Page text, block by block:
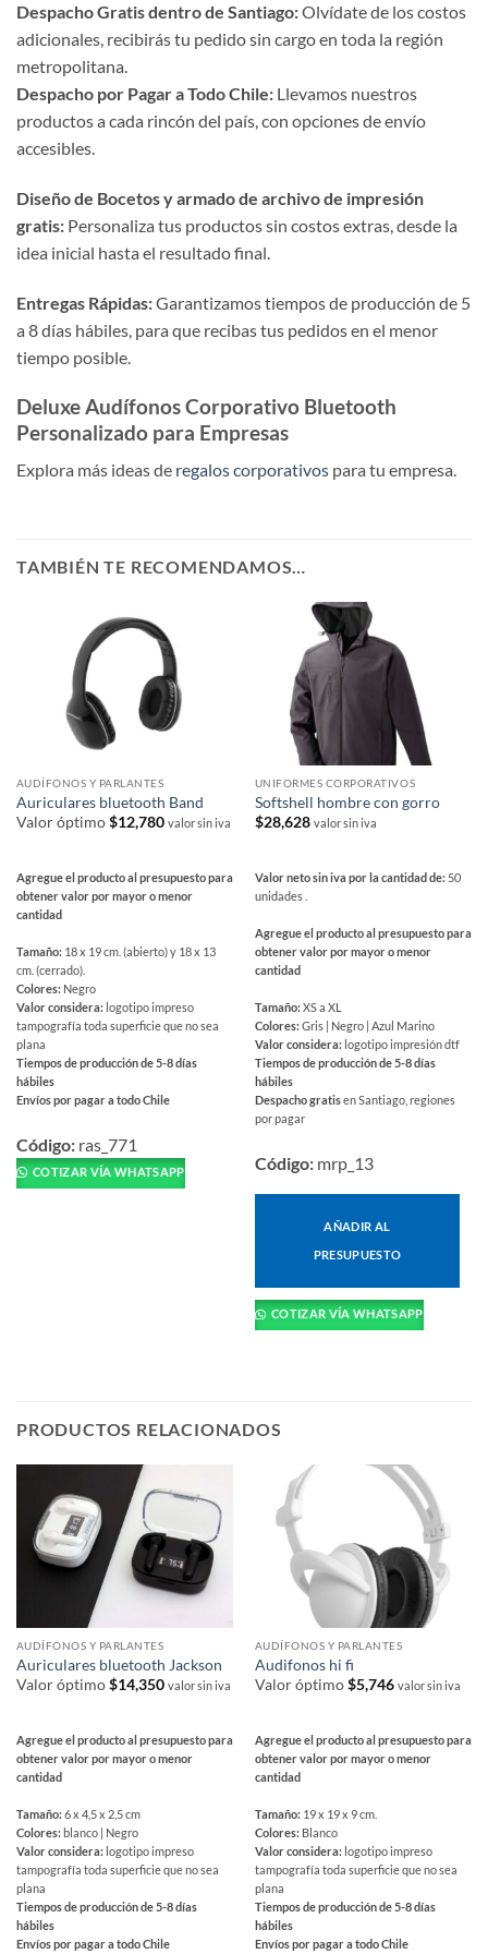
Despacho Gratis dentro de Santiago:Olvídate de los costos
adicionales, recibirás tu pedido sin cargo en toda la región
metropolitana.
Despacho por Pagar a Todo Chile: Llevamos nuestros
productos a cada rincón del país, con opciones de envío
accesibles.
Diseño de Bocetos y armado de archivo de impresión
gratis: Personaliza tus productos sin costos extras, desde la
idea inicial hasta el resultado final.
Entregas Rápidas:Garantizamos tiempos de producción de 5
a 8 días hábiles, para que recibas tus pedidos en el menor
tiempo posible.
Deluxe Audífonos Corporativo Bluetooth
Personalizado para Empresas
Explora más ideas de regalos corporativos para tu empresa.
TAMBIÉN TE RECOMENDAMOS…
AUDÍFONOS Y PARLANTES
Auriculares bluetooth Band
Valor óptimo$12,780 valor sin iva
Agregue el producto al presupuesto para
obtener valor por mayor o menor
cantidad
Tamaño: 18 x 19 cm. (abierto) y 18 x 13
cm. (cerrado).
Colores: Negro
Valor considera: logotipo impreso
tampografía toda superficie que no sea
plana
Tiempos de producción de 5-8 días
hábiles
Envíos por pagar a todo Chile
producto
tiene
múltiples
producto
Código: ras_771
COTIZAR VÍA WHATSAPP
UNIFORMES CORPORATIVOS
Softshell hombre con gorro
$28,628 valor sin iva
Valor neto sin iva por la cantidad de: 50
unidades .
Agregue el producto al presupuesto para
obtener valor por mayor o menor
cantidad
Tamaño:XS a XL
Colores:Gris | Negro | Azul Marino
Valor considera: logotipo impresión dtf
Tiempos de producción de 5-8 días
hábiles
Despacho gratisen Santiago, regiones
por pagar
Código: mrp_13
AÑADIR AL
PRESUPUESTO
COTIZAR VÍA WHATSAPP
PRODUCTOS RELACIONADOS
AUDÍFONOS Y PARLANTES
Auriculares bluetooth Jackson
Valor óptimo$14,350 valor sin iva
Agregue el producto al presupuesto para
obtener valor por mayor o menor
cantidad
Tamaño:6 x 4,5 x 2,5 cm
Colores:blanco | Negro
Valor considera: logotipo impreso
tampografía toda superficie que no sea
plana
Tiempos de producción de 5-8 días
hábiles
Envíos por pagar a todo Chile
AUDÍFONOS Y PARLANTES
Audifonos hi fi
Valor óptimo$5,746 valor sin iva
Agregue el producto al presupuesto para
obtener valor por mayor o menor
cantidad
Tamaño: 19 x 19 x 9 cm.
Colores: Blanco
Valor considera: logotipo impreso
tampografía toda superficie que no sea
plana
Tiempos de producción de 5-8 días
hábiles
Envíos por pagar a todo Chile